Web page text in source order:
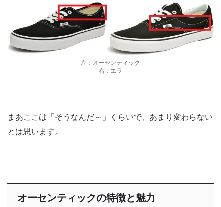
左：オーセンティック
右：エラ
まあここは「そうなんだ～」くらいで、あまり変わらない
とは思います。
オーセンティックの特徴と魅力